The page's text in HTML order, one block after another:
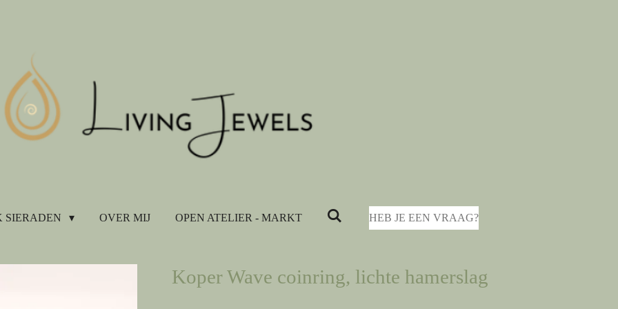
SIERADEN OVER MIJ OPEN ATELIER - MARKT HEB JE EEN VRAAG?
Koper Wave coinring, lichte hamerslag